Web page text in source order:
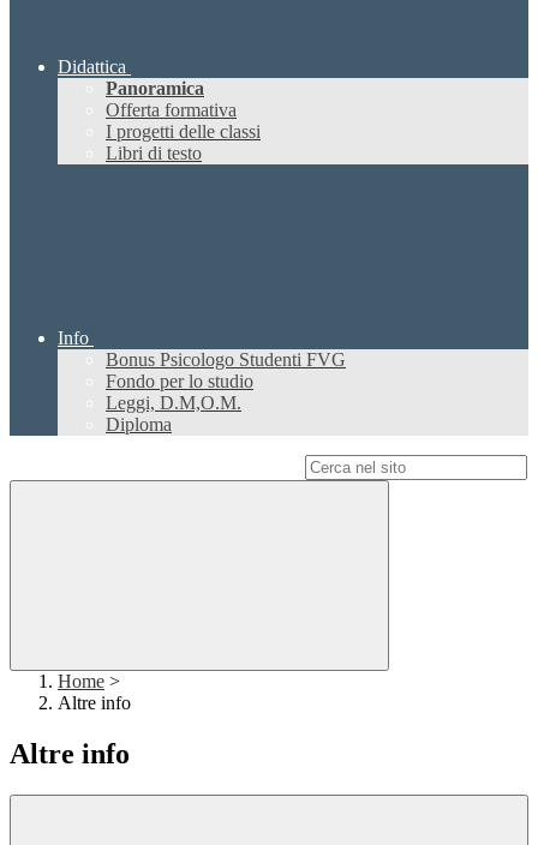
Didattica
Panoramica
Offerta formativa
I progetti delle classi
Libri di testo
Info
Bonus Psicologo Studenti FVG
Fondo per lo studio
Leggi, D.M,O.M.
Diploma
Home >
Altre info
Altre info